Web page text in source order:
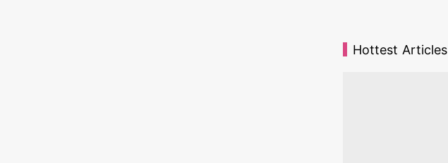
Hottest Articles